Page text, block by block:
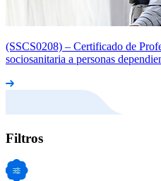
(SSCS0208) – Certificado de
sociosanitaria a personas
Filtros